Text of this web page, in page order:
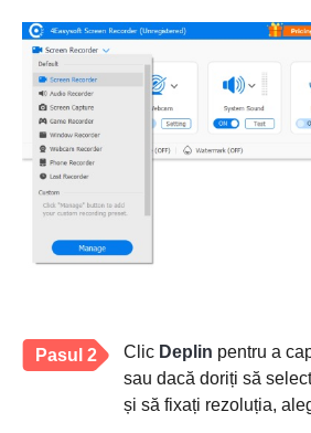
Pasul 2 Clic Deplin pentru a
sau dacă doriți să
și să fixați rezoluția,